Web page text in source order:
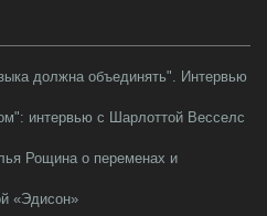
должна объединять". Интервью
интервью с Шарлоттой Весселс
Рощина о переменах и
«Эдисон»